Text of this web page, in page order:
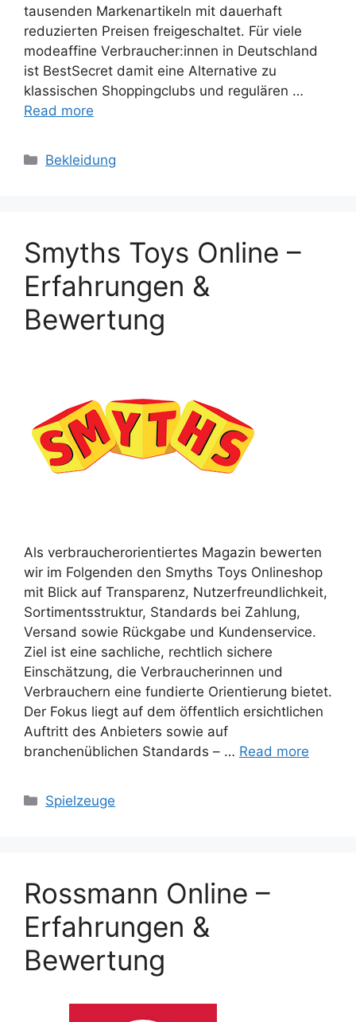
tausenden Markenartikeln mit dauerhaft
reduzierten Preisen freigeschaltet. Für viele
modeaffine Verbraucher:innen in Deutschland
ist BestSecret damit eine Alternative zu
klassischen Shoppingclubs und regulären …
Read more
Categories
Bekleidung
Smyths Toys Online –
Erfahrungen &
Bewertung
Als verbraucherorientiertes Magazin bewerten
wir im Folgenden den Smyths Toys Onlineshop
mit Blick auf Transparenz, Nutzerfreundlichkeit,
Sortimentsstruktur, Standards bei Zahlung,
Versand sowie Rückgabe und Kundenservice.
Ziel ist eine sachliche, rechtlich sichere
Einschätzung, die Verbraucherinnen und
Verbrauchern eine fundierte Orientierung bietet.
Der Fokus liegt auf dem öffentlich ersichtlichen
Auftritt des Anbieters sowie auf
branchenüblichen Standards – … Read more
Categories
Spielzeuge
Rossmann Online –
Erfahrungen &
Bewertung